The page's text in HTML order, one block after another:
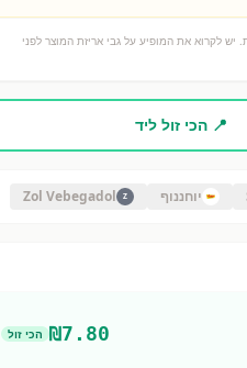
לקרוא את המופיע על גבי אריזת המוצר לפני
📍 הכי זול ליד
יוחננוף Z
Zol Vebegadol
₪7.80 הכי זול